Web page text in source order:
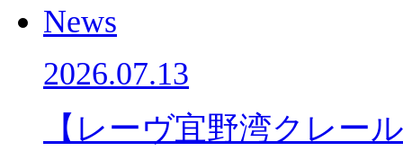
News
2026.07.13
【レーヴ宜野湾クレー